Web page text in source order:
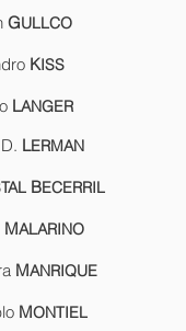
GULLCO
KISS
LANGER
LERMAN
BECERRIL
MALARINO
MANRIQUE
MONTIEL